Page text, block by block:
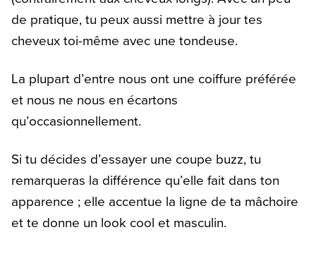
de pratique, tu peux aussi mettre à jour tes
cheveux toi-même avec une tondeuse.
La plupart d’entre nous ont une coiffure préférée
et nous ne nous en écartons
qu’occasionnellement.
Si tu décides d’essayer une coupe buzz, tu
remarqueras la différence qu’elle fait dans ton
apparence ; elle accentue la ligne de ta mâchoire
et te donne un look cool et masculin.